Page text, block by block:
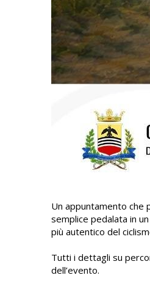
Un appuntamento che
semplice pedalata in
più autentico del
Tutti i dettagli su
dell’evento.